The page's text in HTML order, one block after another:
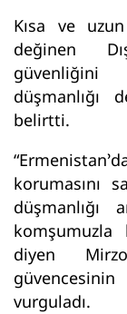
Kısa ve
değinen
güvenliğini
düşmanlığı
belirtti.
korumasını
düşmanlığı
komşumuzla
diyen
vurguladı.